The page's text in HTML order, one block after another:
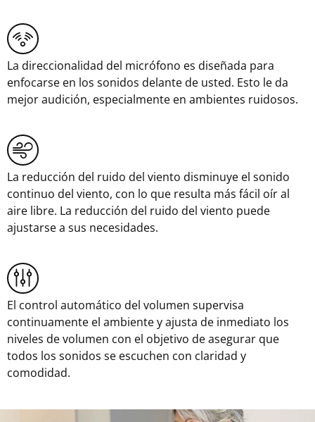
La direccionalidad del micrófono es diseñada para
enfocarse en los sonidos delante de usted. Esto le da
mejor audición, especialmente en ambientes ruidosos.
La reducción del ruido del viento disminuye el sonido
continuo del viento, con lo que resulta más fácil oír al
aire libre. La reducción del ruido del viento puede
ajustarse a sus necesidades.
El control automático del volumen supervisa
continuamente el ambiente y ajusta de inmediato los
niveles de volumen con el objetivo de asegurar que
todos los sonidos se escuchen con claridad y
comodidad.